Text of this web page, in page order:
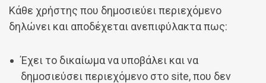
Κάθε χρήστης που δημοσιεύει περιεχόμενο
δηλώνει και αποδέχεται ανεπιφύλακτα πως:
Έχει το δικαίωμα να υποβάλει και να
δημοσιεύσει περιεχόμενο στο site, που δεν